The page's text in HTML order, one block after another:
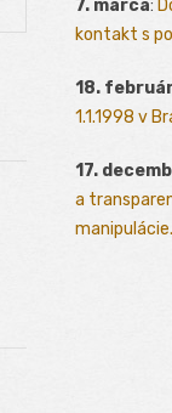
7. marca:
kontakt s
18.
1.1.1998 v
17.
a
manipulácie.